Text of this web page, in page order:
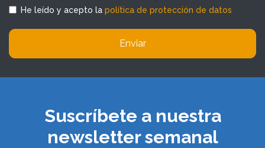
He leído y acepto la política de protección de datos
Enviar
Suscríbete a nuestra
newsletter semanal